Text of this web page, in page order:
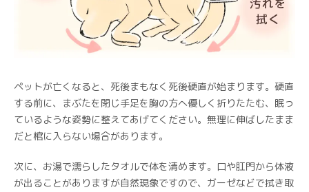
ペットが亡くなると、死後まもなく死後硬直が始まります。硬直
する前に、まぶたを閉じ手足を胸の方へ優しく折りたたむ、眠っ
ているような姿勢に整えてあげてください。無理に伸ばしたまま
だと棺に入らない場合があります。
次に、お湯で濡らしたタオルで体を清めます。口や肛門から体液
が出ることがありますが自然現象ですので、ガーゼなどで拭き取